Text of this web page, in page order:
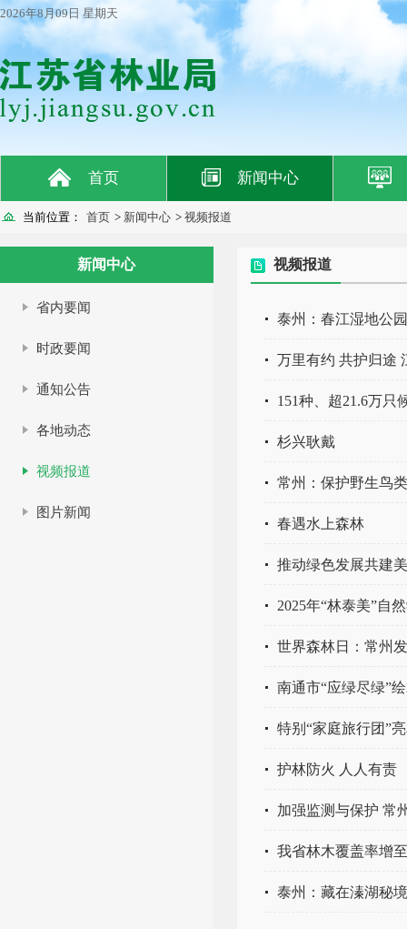
2026年8月09日 星期天
首页 新闻中心
当前位置： 首页 > 新闻中心 > 视频报道
新闻中心
省内要闻
时政要闻
通知公告
各地动态
视频报道
图片新闻
视频报道
泰州：春江湿地公
万里有约 共护归途
151种、超21.6万只
杉兴耿戴
常州：保护野生鸟
春遇水上森林
推动绿色发展共建
2025年“林泰美”自
世界森林日：常州
南通市“应绿尽绿”
特别“家庭旅行团”
护林防火 人人有责
加强监测与保护 常
我省林木覆盖率增
泰州：藏在溱湖秘